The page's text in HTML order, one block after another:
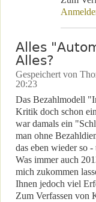
Alles
Alles?
Gespeichert von
20:23
Das Bezahlmodell
Kritik doch schon
war damals ein
man ohne
das eben wieder so
Was immer auch
mich zukommen
Ihnen jedoch viel
Zum Verfassen von